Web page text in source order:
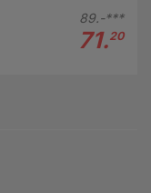
89.-***
71.20